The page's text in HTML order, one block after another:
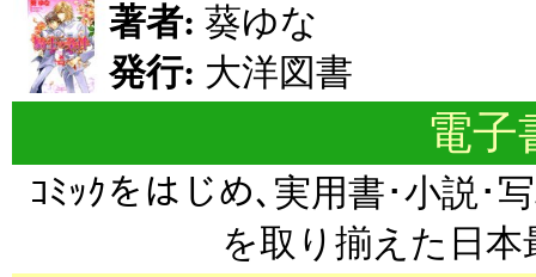
著者: 葵ゆな
発行: 大洋図書
電子
ｺﾐｯｸをはじめ､実用書･小説･
を取り揃えた日本